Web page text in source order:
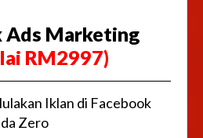
Ads Marketing
RM2997)
Iklan di Facebook
Zero